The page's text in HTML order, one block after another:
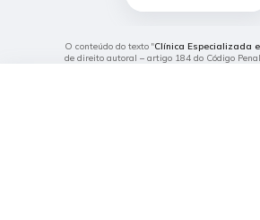
O conteúdo do texto "Clínica Especializada
de direito autoral – artigo 184 do Código